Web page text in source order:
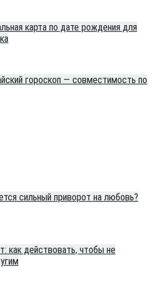
карта по дате рождения для
гороскоп — совместимость по
сильный приворот на любовь?
как действовать, чтобы не